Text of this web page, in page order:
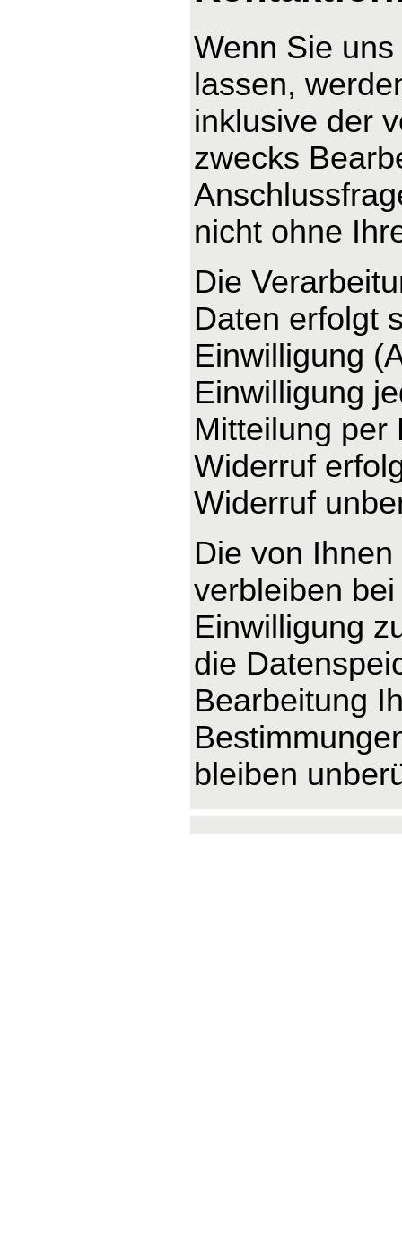
Wenn Sie
lassen,
inklusive der
zwecks
nicht ohne
Die
Daten erfolgt
Einwilligung
Einwilligung
Mitteilung per
Widerruf
Widerruf
Die von
verbleiben
Einwilligung
die
Bearbeitung
bleiben